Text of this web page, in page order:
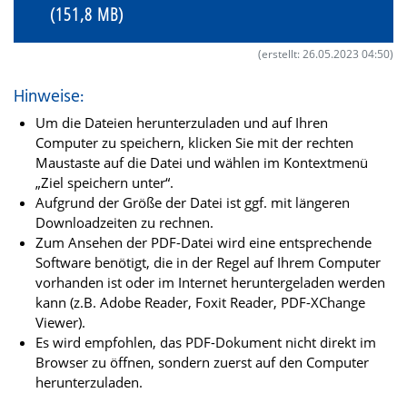
(151,8 MB)
(erstellt: 26.05.2023 04:50)
Hinweise:
Um die Dateien herunterzuladen und auf Ihren
Computer zu speichern, klicken Sie mit der rechten
Maustaste auf die Datei und wählen im Kontextmenü
„Ziel speichern unter“.
Aufgrund der Größe der Datei ist ggf. mit längeren
Downloadzeiten zu rechnen.
Zum Ansehen der PDF-Datei wird eine entsprechende
Software benötigt, die in der Regel auf Ihrem Computer
vorhanden ist oder im Internet heruntergeladen werden
kann (z.B. Adobe Reader, Foxit Reader, PDF-XChange
Viewer).
Es wird empfohlen, das PDF-Dokument nicht direkt im
Browser zu öffnen, sondern zuerst auf den Computer
herunterzuladen.